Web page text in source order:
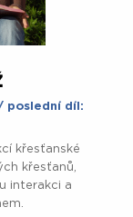
poslední díl:
křesťanské
křesťanů,
interakci a